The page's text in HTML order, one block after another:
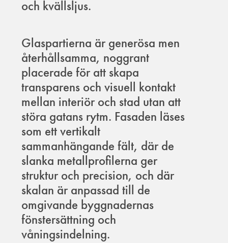
och kvällsljus.
Glaspartierna är generösa men
återhållsamma, noggrant
placerade för att skapa
transparens och visuell kontakt
mellan interiör och stad utan att
störa gatans rytm. Fasaden läses
som ett vertikalt
sammanhängande fält, där de
slanka metallprofilerna ger
struktur och precision, och där
skalan är anpassad till de
omgivande byggnadernas
fönstersättning och
våningsindelning.